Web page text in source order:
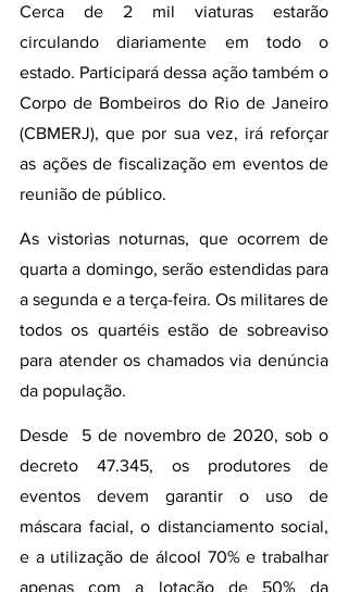
Cerca de 2 mil viaturas estarão
circulando diariamente em todo o
estado. Participará dessa ação também o
Corpo de Bombeiros do Rio de Janeiro
(CBMERJ), que por sua vez, irá reforçar
as ações de fiscalização em eventos de
reunião de público.
As vistorias noturnas, que ocorrem de
quarta a domingo, serão estendidas para
a segunda e a terça-feira. Os militares de
todos os quartéis estão de sobreaviso
para atender os chamados via denúncia
da população.
Desde  5 de novembro de 2020, sob o
decreto 47.345, os produtores de
eventos devem garantir o uso de
máscara facial, o distanciamento social,
e a utilização de álcool 70% e trabalhar
apenas com a lotação de 50% da